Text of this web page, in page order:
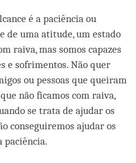
é a paciência ou
de uma atitude, um estado
raiva, mas somos capazes
e sofrimentos. Não quer
ou pessoas que queiram
não ficamos com raiva,
se trata de ajudar os
conseguiremos ajudar os
paciência.